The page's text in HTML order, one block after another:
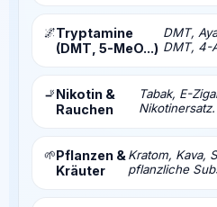
🌌Tryptamine
(DMT, 5-MeO...)
DMT,
DMT, 4-
🚬Nikotin &
Rauchen
Tabak, E-
Nikotinersatz.
🌱Pflanzen &
Kräuter
Kratom, Kava,
pflanzliche